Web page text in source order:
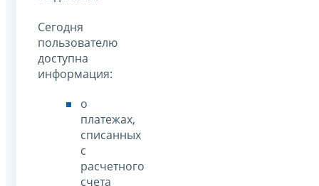
Сегодня
пользователю
доступна
информация:
о
платежах,
списанных
с
расчетного
счета